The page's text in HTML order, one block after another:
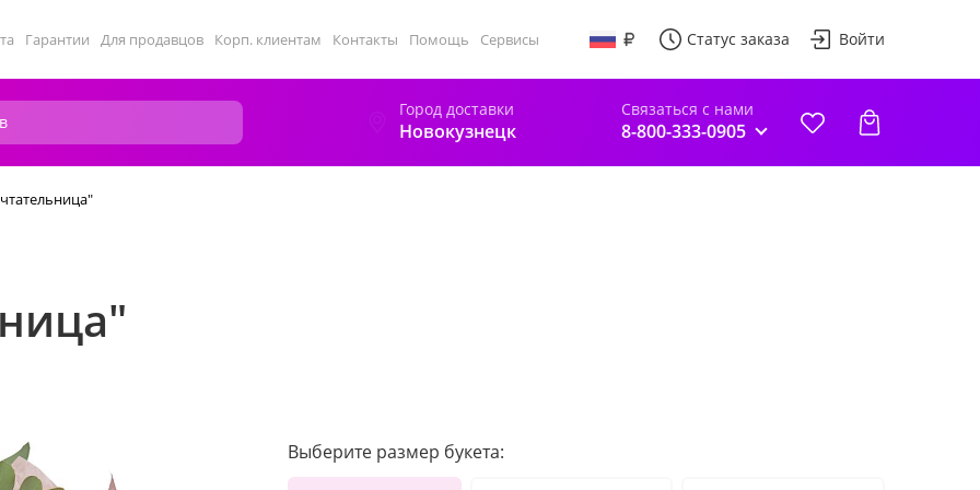
Гарантии Для продавцов Корп. клиентам Контакты Помощь Сервисы Статус заказа Войти
Город доставки
Новокузнецк
Связаться с нами
8-800-333-0905
Выберите размер букета: